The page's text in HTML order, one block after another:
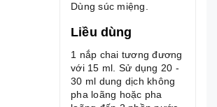
Dùng súc miệng.
Liều dùng
1 nắp chai tương đương
với 15 ml. Sử dụng 20 -
30 ml dung dịch không
pha loãng hoặc pha